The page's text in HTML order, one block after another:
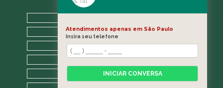
A CLÍNICA
BLOG
CONTATO
CATEGORIAS
Atendimentos apenas em São Paulo
Insira seu telefone
INICIAR CONVERSA